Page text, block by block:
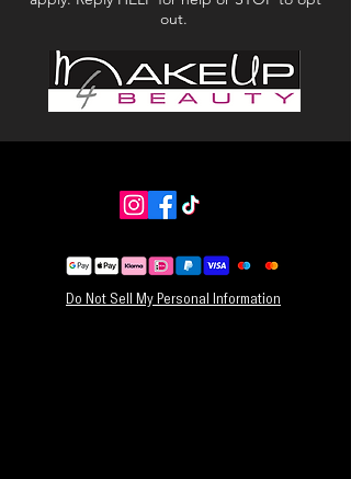
out.
Do Not Sell My Personal Information